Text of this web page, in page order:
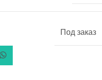
Под заказ